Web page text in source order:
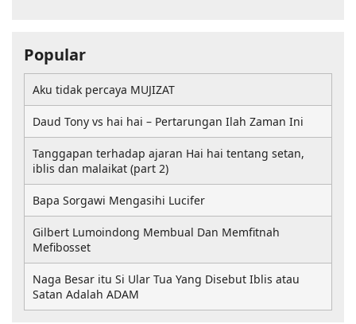
Popular
Aku tidak percaya MUJIZAT
Daud Tony vs hai hai – Pertarungan Ilah Zaman Ini
Tanggapan terhadap ajaran Hai hai tentang setan,
iblis dan malaikat (part 2)
Bapa Sorgawi Mengasihi Lucifer
Gilbert Lumoindong Membual Dan Memfitnah
Mefibosset
Naga Besar itu Si Ular Tua Yang Disebut Iblis atau
Satan Adalah ADAM